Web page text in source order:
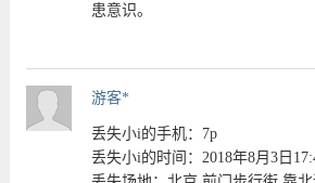
患意识。
游客*
丢失小i的手机：7p
丢失小i的时间：2018年8月3日